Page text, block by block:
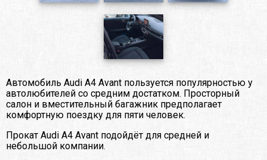
Автомобиль Audi A4 Avant пользуется популярностью у
автолюбителей со средним достатком. Просторный
салон и вместительный багажник предполагает
комфортную поездку для пяти человек.
Прокат Audi A4 Avant подойдёт для средней и
небольшой компании.